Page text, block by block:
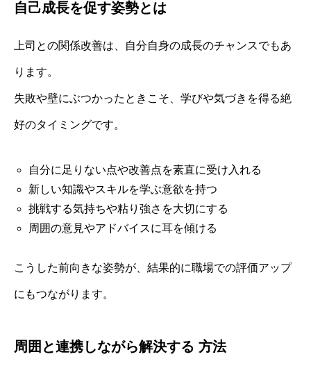
自己成長を促す姿勢とは
上司との関係改善は、自分自身の成長のチャンスでもあ
ります。
失敗や壁にぶつかったときこそ、学びや気づきを得る絶
好のタイミングです。
自分に足りない点や改善点を素直に受け入れる
新しい知識やスキルを学ぶ意欲を持つ
挑戦する気持ちや粘り強さを大切にする
周囲の意見やアドバイスに耳を傾ける
こうした前向きな姿勢が、結果的に職場での評価アップ
にもつながります。
周囲と連携しながら解決する 方法